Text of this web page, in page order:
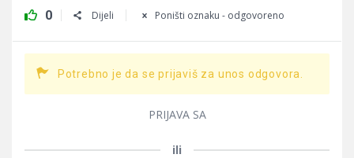
0 Dijeli Poništi oznaku - odgovoreno
Potrebno je da se prijaviš za unos odgovora.
PRIJAVA SA
ili